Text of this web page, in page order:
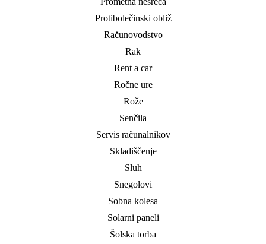
Protibolečinski obliž
Računovodstvo
Rak
Rent a car
Ročne ure
Rože
Senčila
Servis računalnikov
Skladiščenje
Sluh
Snegolovi
Sobna kolesa
Solarni paneli
Šolska torba